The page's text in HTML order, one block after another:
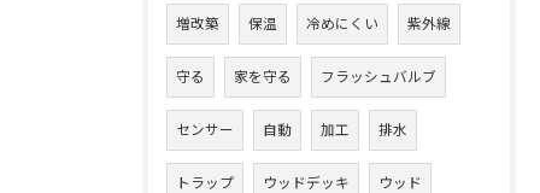
増改築 保温 冷めにくい 紫外線
守る 家を守る フラッシュバルブ
センサー 自動 加工 排水
トラップ ウッドデッキ ウッド